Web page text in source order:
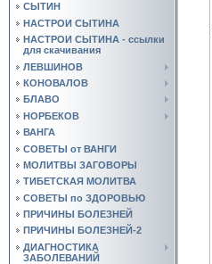
СЫТИН
НАСТРОИ СЫТИНА
НАСТРОИ СЫТИНА - ссылки
для скачивания
ЛЕВШИНОВ
КОНОВАЛОВ
БЛАВО
НОРБЕКОВ
ВАНГА
СОВЕТЫ от ВАНГИ
МОЛИТВЫ ЗАГОВОРЫ
ТИБЕТСКАЯ МОЛИТВА
СОВЕТЫ по ЗДОРОВЬЮ
ПРИЧИНЫ БОЛЕЗНЕЙ
ПРИЧИНЫ БОЛЕЗНЕЙ-2
ДИАГНОСТИКА
ЗАБОЛЕВАНИЙ